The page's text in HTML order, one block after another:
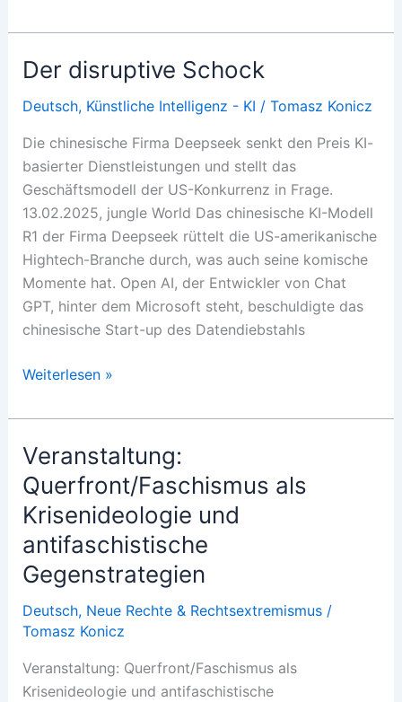
Revolution
ihre
Kinder
Der disruptive Schock
Deutsch, Künstliche Intelligenz - KI / Tomasz Konicz
Die chinesische Firma Deepseek senkt den Preis KI-
basierter Dienst­leistungen und stellt das
Geschäftsmodell der US-Konkurrenz in Frage.
13.02.2025, jungle World Das chinesische KI-Modell
R1 der Firma Deepseek rüttelt die US-amerikanische
Hightech-Branche durch, was auch seine komische
Momente hat. Open AI, der Entwickler von Chat
GPT, hinter dem Microsoft steht, beschuldigte das
chinesische Start-up des Datendiebstahls
Der
Schock
Weiterlesen »
Veranstaltung:
Querfront/Faschismus als
Krisenideologie und
antifaschistische
Gegenstrategien
Deutsch, Neue Rechte & Rechtsextremismus/
Tomasz Konicz
Veranstaltung: Querfront/Faschismus als
Krisenideologie und antifaschistische